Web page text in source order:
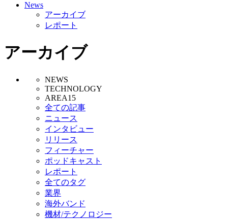
News
アーカイブ
レポート
アーカイブ
NEWS
TECHNOLOGY
AREA15
全ての記事
ニュース
インタビュー
リリース
フィーチャー
ポッドキャスト
レポート
全てのタグ
業界
海外バンド
機材/テクノロジー